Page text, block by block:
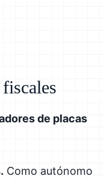
de placas
Como autónomo